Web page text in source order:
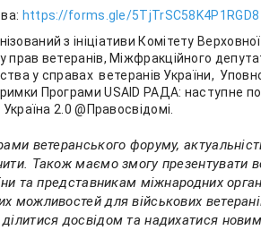
https://forms.gle/5TjTrSC58K4P1RGD8
з ініціативи Комітету
прав ветеранів, Міжфракційного
у справах ветеранів України,
Програми USAID РАДА: наступне
2.0 @Правосвідомі.
ветеранського форуму,
Також маємо змогу презентувати
та представникам міжнародних
можливостей для військових
досвідом та надихатися